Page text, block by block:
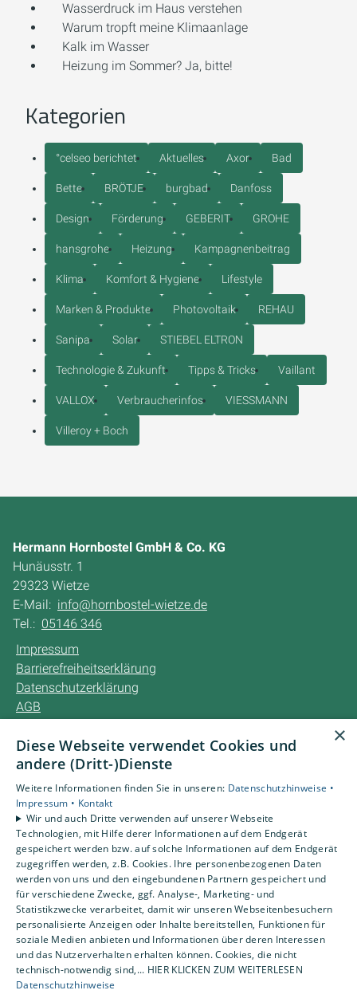
Wasserdruck im Haus verstehen
Warum tropft meine Klimaanlage
Kalk im Wasser
Heizung im Sommer? Ja, bitte!
Kategorien
°celseo berichtet Aktuelles Axor Bad
Bette BRÖTJE burgbad Danfoss
Design Förderung GEBERIT GROHE
hansgrohe Heizung Kampagnenbeitrag
Klima Komfort & Hygiene Lifestyle
Marken & Produkte Photovoltaik REHAU
Sanipa Solar STIEBEL ELTRON
Technologie & Zukunft Tipps & Tricks Vaillant
VALLOX Verbraucherinfos VIESSMANN
Villeroy + Boch
Hermann Hornbostel GmbH & Co. KG
Hunäusstr. 1
29323 Wietze
E-Mail: info@hornbostel-wietze.de
Tel.: 05146 346
Impressum
Barrierefreiheitserklärung
Datenschutzerklärung
AGB
Unsere Bereiche
Privatkunden
Karriere
Unternehmen
Kontakt
Um externe HTML-Inhalte anzuzeigen, benötigen wir
Ihre Einwilligung.
Weitere Informationen finden Sie in unserer
Datenschutzerklärung.
Cookie-Einstellungen öffnen
×
Diese Webseite verwendet Cookies und
andere (Dritt-)Dienste
Weitere Informationen finden Sie in unseren: Datenschutzhinweise •
Impressum • Kontakt
Wir und auch Dritte verwenden auf unserer Webseite
Technologien, mit Hilfe derer Informationen auf dem Endgerät
gespeichert werden bzw. auf solche Informationen auf dem Endgerät
zugegriffen werden, z.B. Cookies. Ihre personenbezogenen Daten
werden von uns und den eingebundenen Partnern gespeichert und
für verschiedene Zwecke, ggf. Analyse-, Marketing- und
Statistikzwecke verarbeitet, damit wir unseren Webseitenbesuchern
personalisierte Anzeigen oder Inhalte bereitstellen, Funktionen für
soziale Medien anbieten und Informationen über deren Interessen
und das Nutzerverhalten erhalten können. Cookies, die nicht
technisch-notwendig sind,... HIER KLICKEN ZUM WEITERLESEN
Datenschutzhinweise